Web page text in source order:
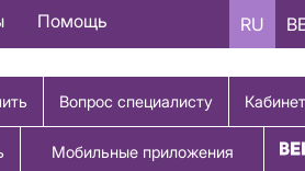
Помощь RU
Вопрос специалисту
Мобильные приложения